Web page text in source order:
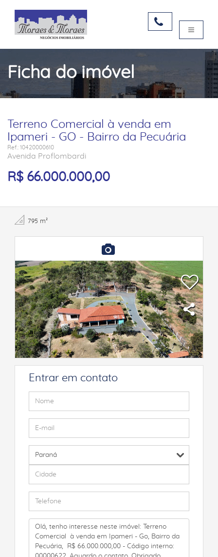
Ficha do imóvel
Terreno Comercial à venda em
Ipameri - GO - Bairro da Pecuária
Ref.: 10420000610
Avenida Proflombardi
R$ 66.000.000,00
795 m²
Entrar em contato